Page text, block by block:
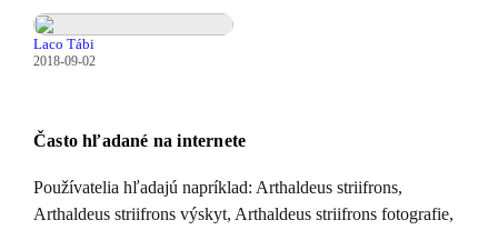
Laco Tábi
2018-09-02
Často hľadané na internete
Používatelia hľadajú napríklad: Arthaldeus striifrons,
Arthaldeus striifrons výskyt, Arthaldeus striifrons fotografie,